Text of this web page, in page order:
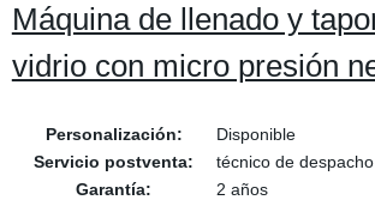
Máquina de llenado y
vidrio con micro presión
Personalización:
Disponible
Servicio postventa:
técnico de despacho
Garantía:
2 años